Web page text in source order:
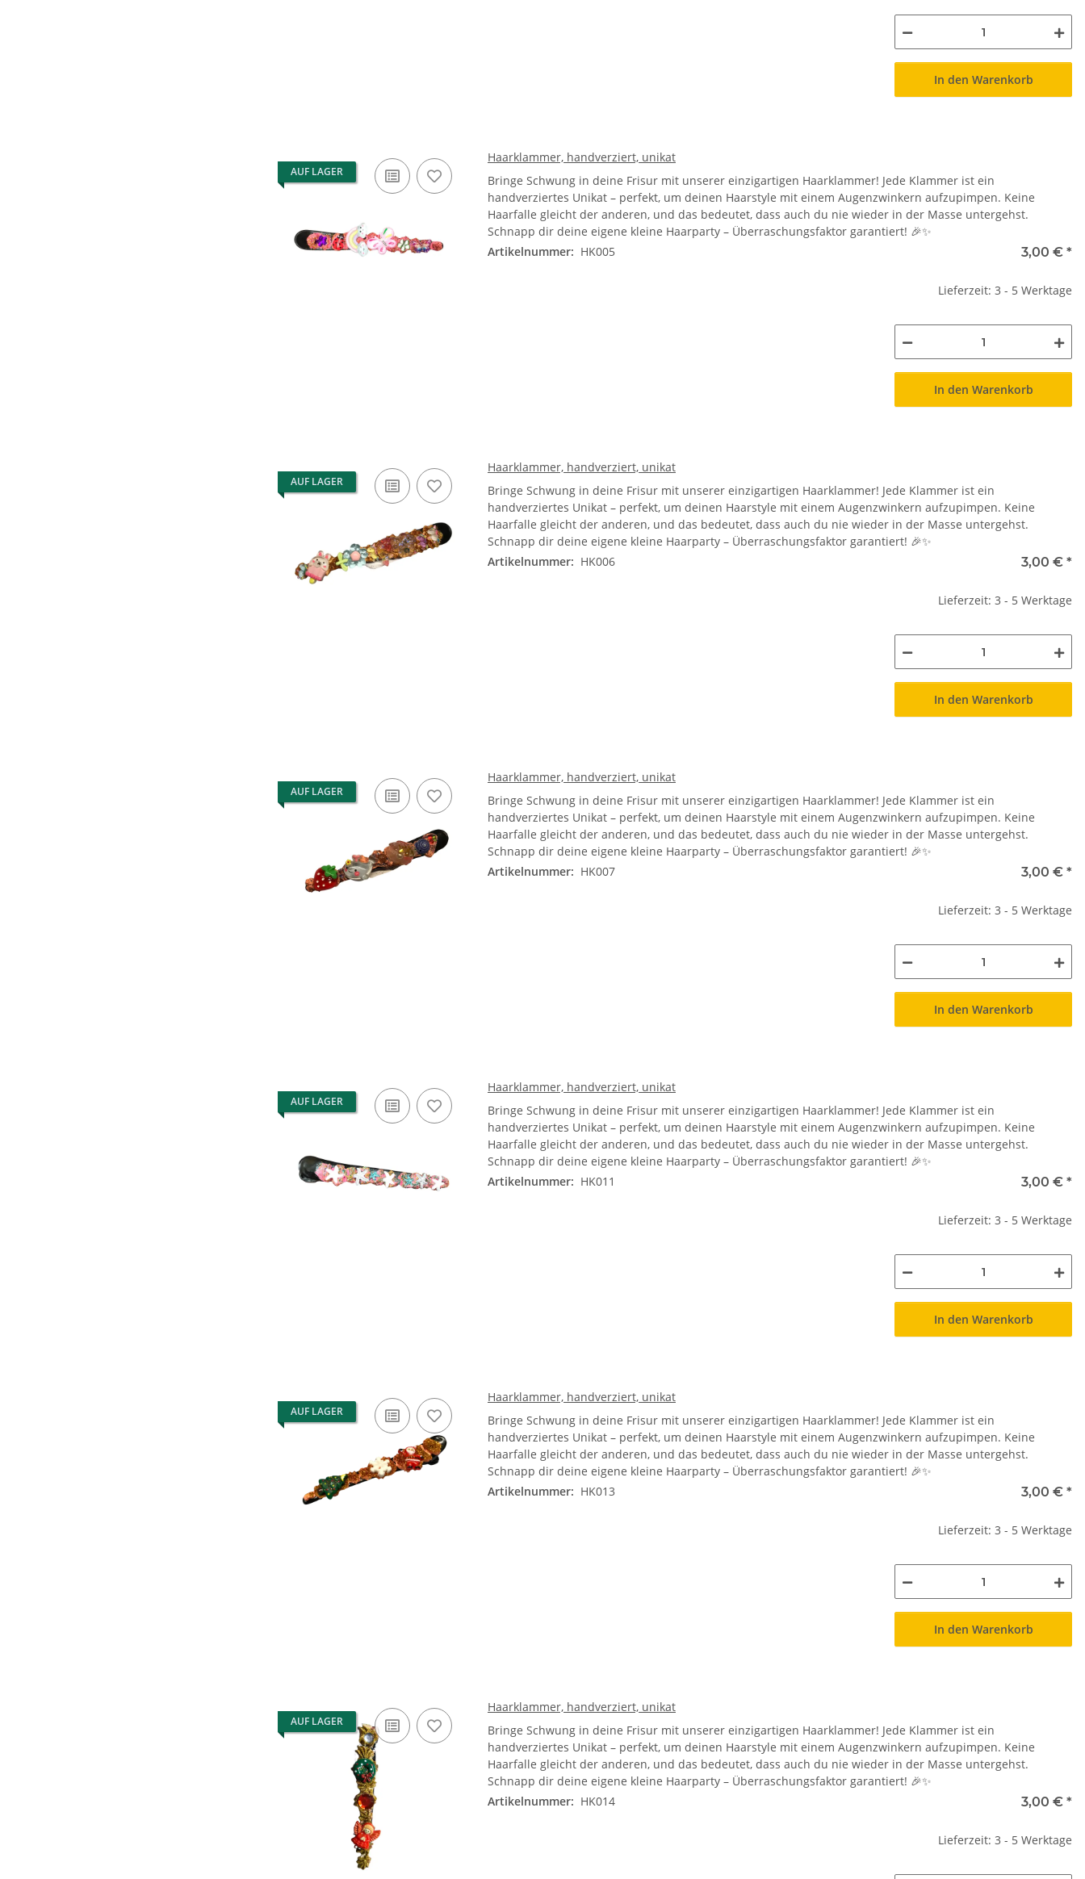
In den Warenkorb
AUF LAGER
Haarklammer, handverziert, unikat
Bringe Schwung in deine Frisur mit unserer einzigartigen Haarklammer! Jede Klammer ist ein
handverziertes Unikat – perfekt, um deinen Haarstyle mit einem Augenzwinkern aufzupimpen. Keine
Haarfalle gleicht der anderen, und das bedeutet, dass auch du nie wieder in der Masse untergehst.
Schnapp dir deine eigene kleine Haarparty – Überraschungsfaktor garantiert! 🎉✨
Artikelnummer: HK005 3,00 € *
Lieferzeit: 3 - 5 Werktage
In den Warenkorb
AUF LAGER
Haarklammer, handverziert, unikat
Bringe Schwung in deine Frisur mit unserer einzigartigen Haarklammer! Jede Klammer ist ein
handverziertes Unikat – perfekt, um deinen Haarstyle mit einem Augenzwinkern aufzupimpen. Keine
Haarfalle gleicht der anderen, und das bedeutet, dass auch du nie wieder in der Masse untergehst.
Schnapp dir deine eigene kleine Haarparty – Überraschungsfaktor garantiert! 🎉✨
Artikelnummer: HK006 3,00 € *
Lieferzeit: 3 - 5 Werktage
In den Warenkorb
AUF LAGER
Haarklammer, handverziert, unikat
Bringe Schwung in deine Frisur mit unserer einzigartigen Haarklammer! Jede Klammer ist ein
handverziertes Unikat – perfekt, um deinen Haarstyle mit einem Augenzwinkern aufzupimpen. Keine
Haarfalle gleicht der anderen, und das bedeutet, dass auch du nie wieder in der Masse untergehst.
Schnapp dir deine eigene kleine Haarparty – Überraschungsfaktor garantiert! 🎉✨
Artikelnummer: HK007 3,00 € *
Lieferzeit: 3 - 5 Werktage
In den Warenkorb
AUF LAGER
Haarklammer, handverziert, unikat
Bringe Schwung in deine Frisur mit unserer einzigartigen Haarklammer! Jede Klammer ist ein
handverziertes Unikat – perfekt, um deinen Haarstyle mit einem Augenzwinkern aufzupimpen. Keine
Haarfalle gleicht der anderen, und das bedeutet, dass auch du nie wieder in der Masse untergehst.
Schnapp dir deine eigene kleine Haarparty – Überraschungsfaktor garantiert! 🎉✨
Artikelnummer: HK011 3,00 € *
Lieferzeit: 3 - 5 Werktage
In den Warenkorb
AUF LAGER
Haarklammer, handverziert, unikat
Bringe Schwung in deine Frisur mit unserer einzigartigen Haarklammer! Jede Klammer ist ein
handverziertes Unikat – perfekt, um deinen Haarstyle mit einem Augenzwinkern aufzupimpen. Keine
Haarfalle gleicht der anderen, und das bedeutet, dass auch du nie wieder in der Masse untergehst.
Schnapp dir deine eigene kleine Haarparty – Überraschungsfaktor garantiert! 🎉✨
Artikelnummer: HK013 3,00 € *
Lieferzeit: 3 - 5 Werktage
In den Warenkorb
AUF LAGER
Haarklammer, handverziert, unikat
Bringe Schwung in deine Frisur mit unserer einzigartigen Haarklammer! Jede Klammer ist ein
handverziertes Unikat – perfekt, um deinen Haarstyle mit einem Augenzwinkern aufzupimpen. Keine
Haarfalle gleicht der anderen, und das bedeutet, dass auch du nie wieder in der Masse untergehst.
Schnapp dir deine eigene kleine Haarparty – Überraschungsfaktor garantiert! 🎉✨
Artikelnummer: HK014 3,00 € *
Lieferzeit: 3 - 5 Werktage